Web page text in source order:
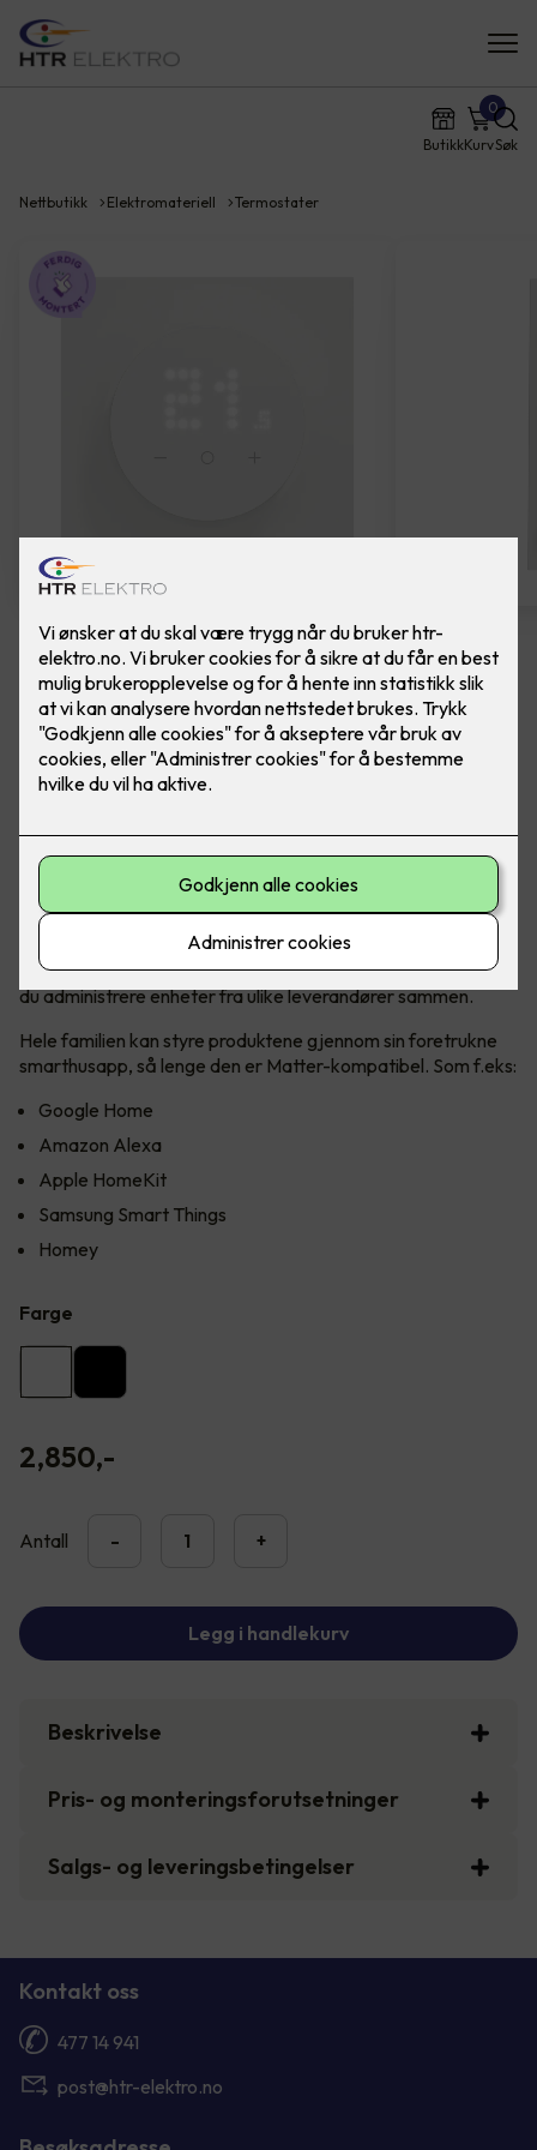
ButikkKurv
0
Søk
Nettbutikk Elektromateriell Termostater
Bytte av termostat - ELKO One
Hvit
Bytte av termostat, til ELKO One Matter
termostat, i fargen hvit. Inkludert montering.
Den er rask og brukervennlig med forhåndsinnstillinger, og
den er enkel å installere og kontrollere. Du trenger ikke
internettforbindelse for å installere eller bruke termostatens
grunnleggende funksjoner. Når den er koblet til Matter, kan
du administrere enheter fra ulike leverandører sammen.
Hele familien kan styre produktene gjennom sin foretrukne
smarthusapp, så lenge den er Matter-kompatibel. Som f.eks:
Google Home
Amazon Alexa
Apple HomeKit
Samsung Smart Things
Homey
Farge
2,850,-
Antall - +
Legg i handlekurv
Beskrivelse
Pris- og monteringsforutsetninger
Salgs- og leveringsbetingelser
Kontakt oss
477 14 941
post@htr-elektro.no